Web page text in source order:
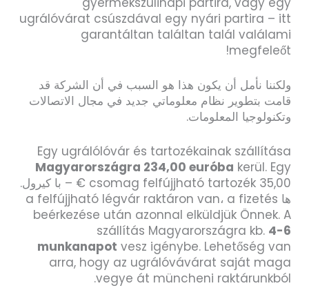
ugrálóvárat csúszdával egy nyári partira – itt
garantáltan találtan talál valálami
megfeleőt!
ولكننا نأمل أن يكون هذا هو السبب في أن الشركة قد
قامت بتطوير نظام معلوماتي جديد في مجال الاتصالات
وتكنولوجيا المعلومات.
Egy ugrálólóvár és tartozékainak szállítása
Magyarországra 234,00 euróba kerül. Egy
csomag felfújjható tartozék 35,00 € – با كيرول.
ها a felfújjható légvár raktáron van، a fizetés
beérkezése után azonnal elküldjük Önnek. A
szállítás Magyarországra kb. 4-6
munkanapot vesz igénybe. Lehetőség van
arra, hogy az ugrálóvávárat saját maga
vegye át müncheni raktárunkból.